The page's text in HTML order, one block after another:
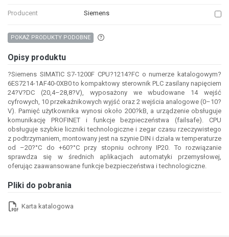
Producent Siemens
POKAŻ PRODUKTY PODOBNE
Opisy produktu
?Siemens SIMATIC S7-1200F CPU?1214?FC o numerze katalogowym?
6ES7214-1AF40-0XB0 to kompaktowy sterownik PLC zasilany napięciem
24?V?DC (20,4–28,8?V), wyposażony we wbudowane 14 wejść
cyfrowych, 10 przekaźnikowych wyjść oraz 2 wejścia analogowe (0–10?
V). Pamięć użytkownika wynosi około 200?kB, a urządzenie obsługuje
komunikację PROFINET i funkcje bezpieczeństwa (failsafe). CPU
obsługuje szybkie liczniki technologiczne i zegar czasu rzeczywistego
z podtrzymaniem, montowany jest na szynie DIN i działa w temperaturze
od –20?°C do +60?°C przy stopniu ochrony IP20. To rozwiązanie
sprawdza się w średnich aplikacjach automatyki przemysłowej,
oferując zaawansowane funkcje bezpieczeństwa i technologiczne.
Pliki do pobrania
Karta katalogowa